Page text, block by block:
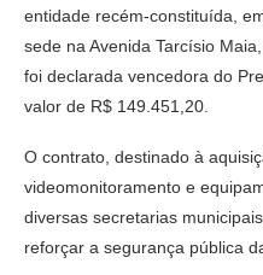
entidade recém-constituída,
sede na Avenida Tarcísio
foi declarada vencedora do
valor de R$ 149.451,20.
O contrato, destinado à
videomonitoramento e
diversas secretarias
reforçar a segurança pública